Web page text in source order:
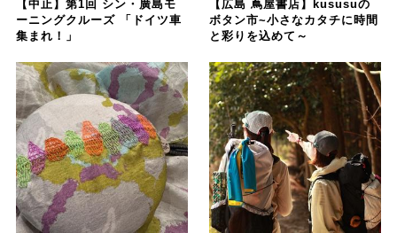
【中止】第1回 シン・廣島モ
ーニングクルーズ 「ドイツ車
集まれ！」
【広島 蔦屋書店】kususuの
ボタン市~小さなカタチに時間
と彩りを込めて～